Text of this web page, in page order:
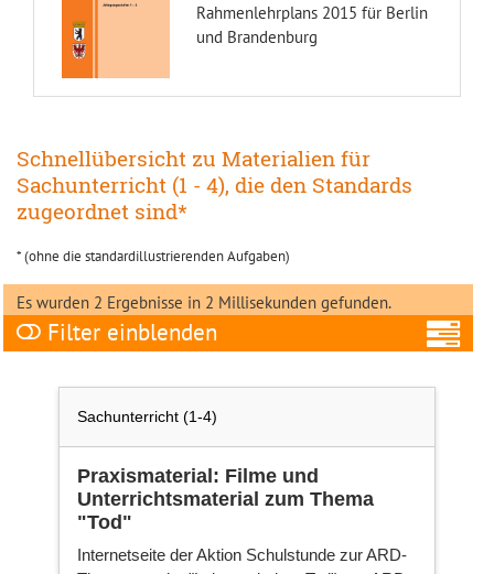
Rahmenlehrplans 2015 für Berlin
und Brandenburg
Schnellübersicht zu Materialien für
Sachunterricht (1 - 4), die den Standards
zugeordnet sind*
* (ohne die standardillustrierenden Aufgaben)
Es wurden 2 Ergebnisse in 2 Millisekunden gefunden.
Filter
Sachunterricht (1-4)
Praxismaterial: Filme und
Unterrichtsmaterial zum Thema
"Tod"
Internetseite der Aktion Schulstunde zur ARD-